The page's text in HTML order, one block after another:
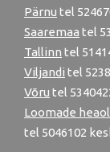
Pärnu tel
Saaremaa tel
Tallinn tel
Viljandi tel
Võru tel
Loomade
tel 5046102